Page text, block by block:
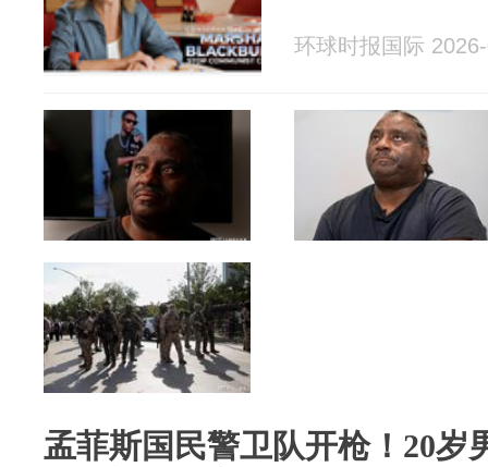
环球时报国际
孟菲斯国民警卫队开枪！20岁